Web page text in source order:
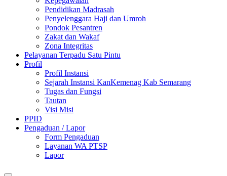
Pendidikan Madrasah
Penyelenggara Haji dan Umroh
Pondok Pesantren
Zakat dan Wakaf
Zona Integritas
Pelayanan Terpadu Satu Pintu
Profil
Profil Instansi
Sejarah Instansi KanKemenag Kab Semarang
Tugas dan Fungsi
Tautan
Visi Misi
PPID
Pengaduan / Lapor
Form Pengaduan
Layanan WA PTSP
Lapor